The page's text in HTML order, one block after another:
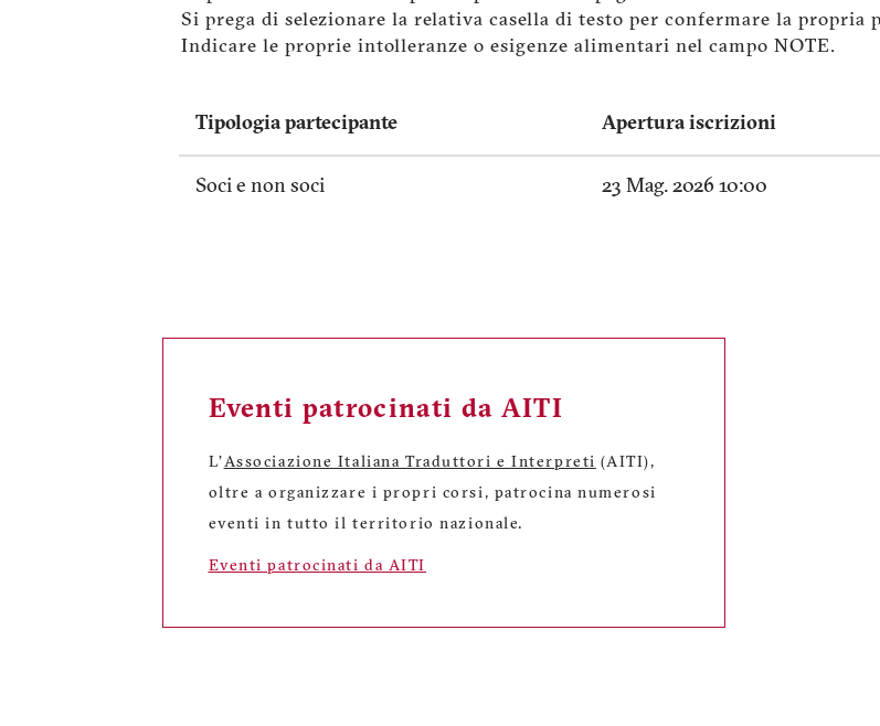
Si prega di selezionare la relativa casella di testo per confermare la propria
Indicare le proprie intolleranze o esigenze alimentari nel campo NOTE.
Tipologia partecipante Apertura iscrizioni
Soci e non soci 23 Mag. 2026 10:00
Eventi patrocinati da AITI
L'Associazione Italiana Traduttori e Interpreti (AITI),
oltre a organizzare i propri corsi, patrocina numerosi
eventi in tutto il territorio nazionale.
Eventi patrocinati da AITI